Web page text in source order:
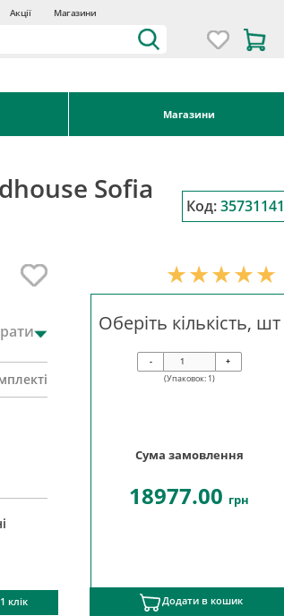
Акції Магазини
Магазини
Sofia
Код: 35731141
клік
Оберіть кількість, шт
-
+
(Упаковок: 1)
Сума замовлення
18977.00 грн
Додати в кошик